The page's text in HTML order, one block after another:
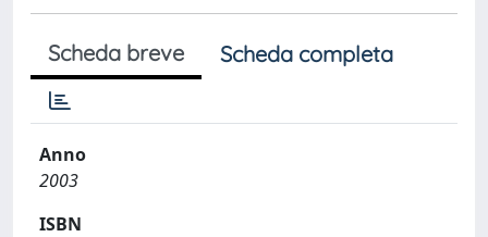
Scheda breve Scheda completa
Anno
2003
ISBN